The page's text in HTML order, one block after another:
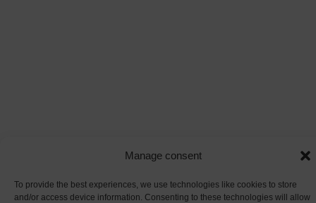
Manage consent
To provide the best experiences, we use technologies like cookies to store
and/or access device information. Consenting to these technologies will allow